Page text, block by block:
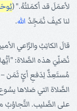
لأعمَلَ قد أكمَلتُهُ." (يُوحَنَّا
لنا كيفَ نُمَجِّدُ الله.
نُصَلِّيَ هذه الصَّلاة:
مُستَعِدٌّ لِدَفعِ أيِّ ثَمَن
الصَّلاة التي صَلاها
على الصَّليب. التَّجاوُبُ